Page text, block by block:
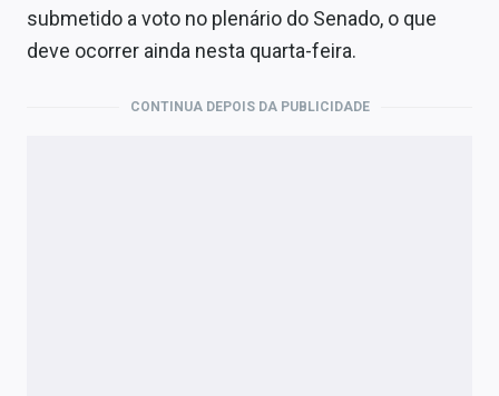
submetido a voto no plenário do Senado, o que
deve ocorrer ainda nesta quarta-feira.
CONTINUA DEPOIS DA PUBLICIDADE